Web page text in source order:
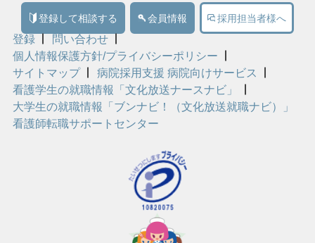
登録して相談する 会員情報 採用担当者様へ
登録
問い合わせ
個人情報保護方針/プライバシーポリシー
サイトマップ
病院採用支援 病院向けサービス
看護学生の就職情報「文化放送ナースナビ」
大学生の就職情報「ブンナビ！（文化放送就職ナビ）」
看護師転職サポートセンター